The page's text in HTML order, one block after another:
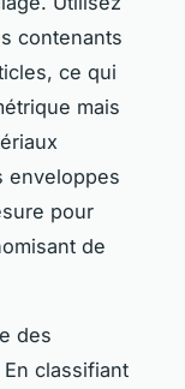
contenants
ce qui
mais
enveloppes
pour
de
des
classifiant